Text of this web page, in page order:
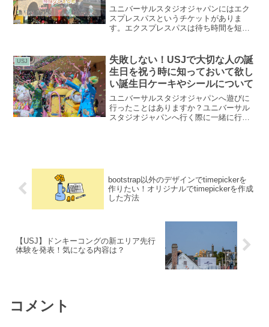
ユニバーサルスタジオジャパンにはエク
スプレスパスというチケットがありま
す。エクスプレスパスは待ち時間を短縮
えるエクスプレスパスもあります。エク
スプレスパスについての「...
USJ
失敗しない！USJで大切な人の誕
生日を祝う時に知っておいて欲し
い誕生日ケーキやシールについて
ユニバーサルスタジオジャパンへ遊びに
行ったことはありますか？ユニバーサル
スタジオジャパンへ行く際に一緒に行か
bootstrap以外のデザインでtimepickerを
作りたい！オリジナルでtimepickerを作成
した方法
【USJ】ドンキーコングの新エリア先行
体験を発表！気になる内容は？
コメント